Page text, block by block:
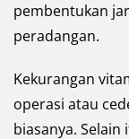
pembentukan
peradangan.
Kekurangan
operasi atau
biasanya.